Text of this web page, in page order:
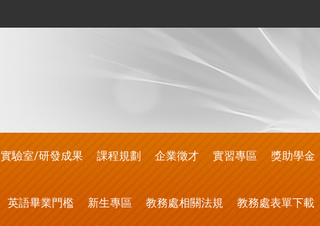
實驗室/研發成果 課程規劃 企業徵才 實習專區 獎助學金
英語畢業門檻 新生專區 教務處相關法規 教務處表單下載